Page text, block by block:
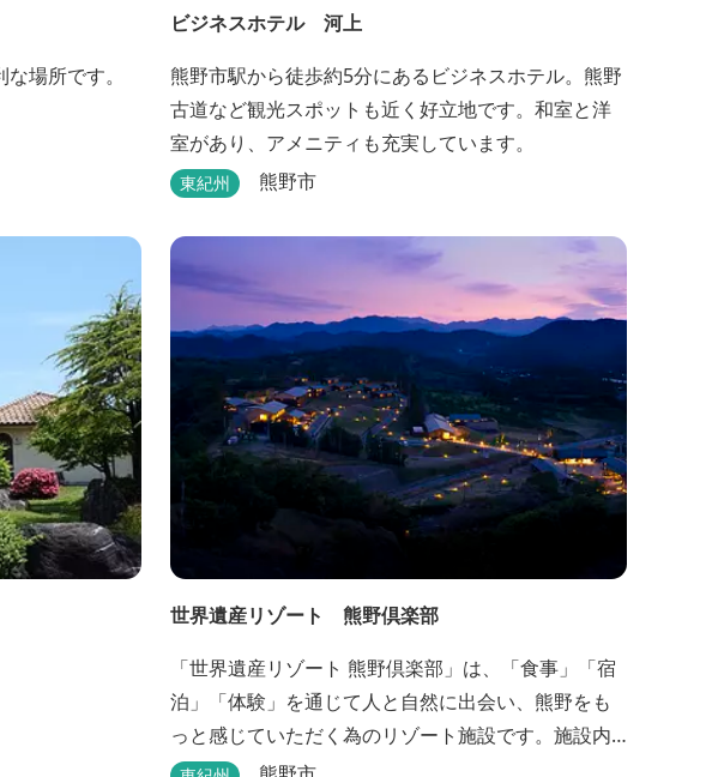
場所です。
ビジネスホテル 河上
熊野市駅から徒歩約5分にあるビジネスホテル。熊野
古道など観光スポットも近く好立地です。和室と洋
室があり、アメニティも充実しています。
東紀州 熊野市
世界遺産リゾート 熊野倶楽部
「世界遺産リゾート 熊野倶楽部」は、「食事」「宿
泊」「体験」を通じて人と自然に出会い、熊野をも
っと感じていただく為のリゾート施設です。施設内
の3つの「郷（エリア）」では、熊野を楽しむ為の多